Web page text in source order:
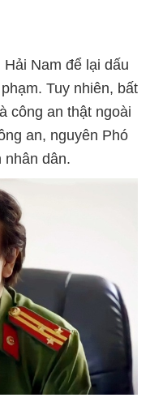
Nam để lại dấu
Tuy nhiên, bất
công an thật ngoài
an, nguyên Phó
dân.